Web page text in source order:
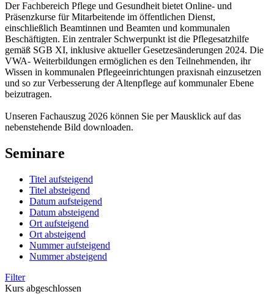
Der Fachbereich Pflege und Gesundheit bietet Online- und
Präsenzkurse für Mitarbeitende im öffentlichen Dienst,
einschließlich Beamtinnen und Beamten und kommunalen
Beschäftigten. Ein zentraler Schwerpunkt ist die Pflegesatzhilfe
gemäß SGB XI, inklusive aktueller Gesetzesänderungen 2024. Die
VWA- Weiterbildungen ermöglichen es den Teilnehmenden, ihr
Wissen in kommunalen Pflegeeinrichtungen praxisnah einzusetzen
und so zur Verbesserung der Altenpflege auf kommunaler Ebene
beizutragen.
Unseren Fachauszug 2026 können Sie per Mausklick auf das
nebenstehende Bild downloaden.
Seminare
Titel aufsteigend
Titel absteigend
Datum aufsteigend
Datum absteigend
Ort aufsteigend
Ort absteigend
Nummer aufsteigend
Nummer absteigend
Filter
Kurs abgeschlossen